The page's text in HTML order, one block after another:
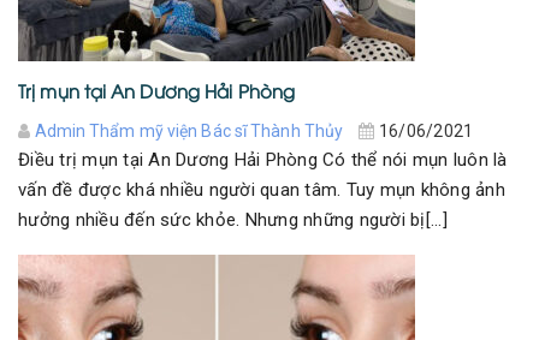
Trị mụn tại An Dương Hải Phòng
Admin Thẩm mỹ viện Bác sĩ Thành Thủy 16/06/2021
Điều trị mụn tại An Dương Hải Phòng Có thể nói mụn luôn là
vấn đề được khá nhiều người quan tâm. Tuy mụn không ảnh
hưởng nhiều đến sức khỏe. Nhưng những người bị[...]